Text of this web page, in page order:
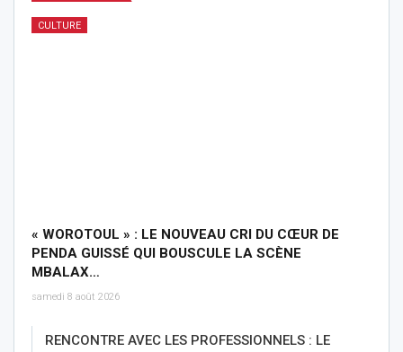
CULTURE
« WOROTOUL » : LE NOUVEAU CRI DU CŒUR DE
PENDA GUISSÉ QUI BOUSCULE LA SCÈNE
MBALAX…
samedi 8 août 2026
RENCONTRE AVEC LES PROFESSIONNELS : LE